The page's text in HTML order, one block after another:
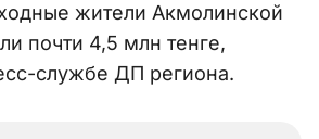
жители Акмолинской
почти 4,5 млн тенге,
службе ДП региона.